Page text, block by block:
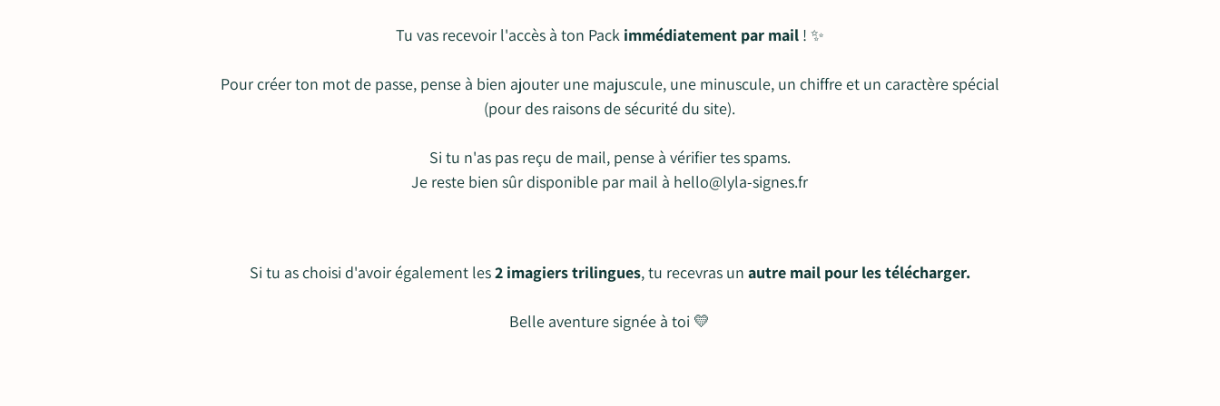
Tu vas recevoir l'accès à ton Pack immédiatement par mail ! ✨
Pour créer ton mot de passe, pense à bien ajouter une majuscule, une minuscule, un chiffre et un caractère spécial
(pour des raisons de sécurité du site).
Si tu n'as pas reçu de mail, pense à vérifier tes spams.
Je reste bien sûr disponible par mail à hello@lyla-signes.fr
Si tu as choisi d'avoir également les2 imagiers trilingues, tu recevras un autre mail pour les télécharger.
Belle aventure signée à toi 💛